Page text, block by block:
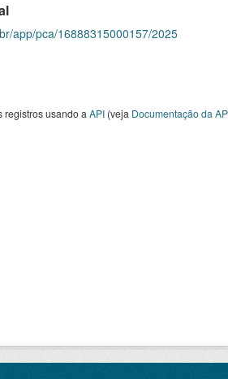
app/pca/16888315000157/2025
registros usando a API(veja Documentação da